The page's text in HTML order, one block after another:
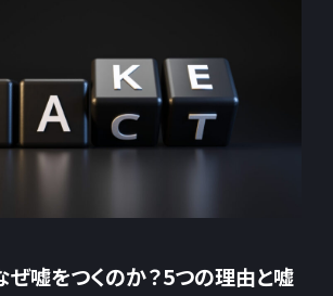
嘘をつくのか？5つの理由と嘘